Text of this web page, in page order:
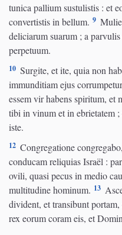
tunica pallium sustulistis : et
convertistis in bellum. 9
deliciarum suarum ; a
perpetuum.
10 Surgite, et ite, quia non
immunditiam ejus
essem vir habens spiritum, et
tibi in vinum et in ebrietatem
iste.
12 Congregatione
conducam reliquias Israël :
ovili, quasi pecus in medio
multitudine hominum. 13
divident, et transibunt
rex eorum coram eis, et